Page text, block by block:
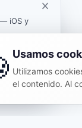
iOS y
Usamos
Utilizamos
el contenido. Al